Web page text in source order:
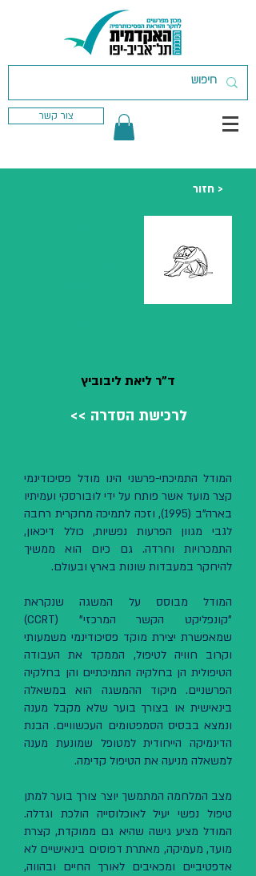
צור קשר
חזור >
ד"ר ליאת ליבוביץ
<< לרכישת הסדרה
המודל התמיכתי-פרשני הינו מודל פסיכודינמי
קצר מועד אשר פותח על ידי לובורסקי ועמיתיו
בארה"ב (1995), וזכה לתמיכה מחקרית רחבה
לגבי מגוון הפרעות נפשיות, כולל דיכאון,
התמכרויות וחרדה. גם כיום הוא ממשיך
להיחקר במעבדות שונות בארץ ובעולם.
המודל מבוסס על המשגה שנקראת
"קונפליקט הקשר המרכזי" (CCRT)
שמאפשרת יצירת מוקד פסיכודינמי משמעותי
וקרוב חוויה לטיפול, הממקד את העבודה
הטיפולית הן בחלקיה התמיכתיים והן בחלקיה
הפרשניים. מיקוד ההמשגה הוא במשאלה
בינאישית או בצורך בוער שלא מקבל מענה
ונמצא בבסיס הסמפטומים העכשוויים. הבנת
הדינמיקה הייחודית למטופל שמונעת מענה
למשאלה מניעה את הטיפול קדימה.
מצב המלחמה המתמשך יוצר צורך בוער למתן
טיפול נפשי יעיל לאוכלוסייה הולכת וגדלה.
המודל מציע גישה שהיא גם ממוקדת, קצרת
מועד, מעמיקה, מאתרת דפוסים בינאישיים לא
אדפטיביים ומכאיבים לאורך החיים ובהווה,